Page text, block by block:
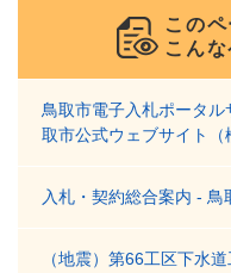
この
こん
鳥取市電子入札ポータ
取市公式ウェブサイト（
入札・契約総合案内 - 鳥
（地震）第66工区下水